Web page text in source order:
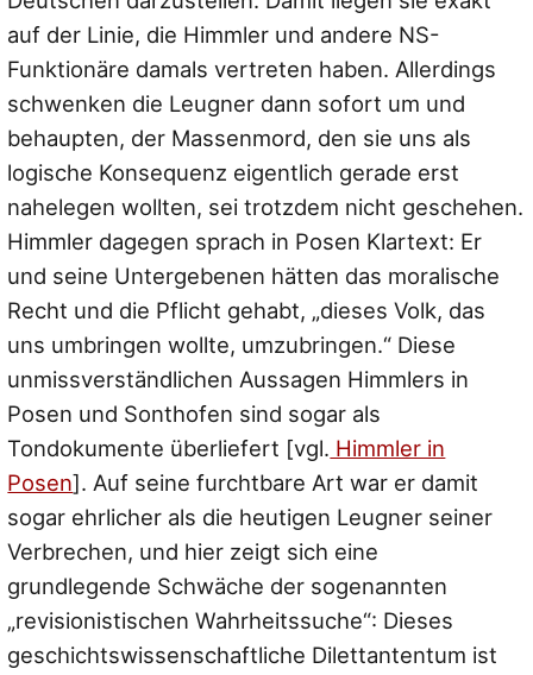
auf der Linie, die Himmler und andere NS-
Funktionäre damals vertreten haben. Allerdings
schwenken die Leugner dann sofort um und
behaupten, der Massenmord, den sie uns als
logische Konsequenz eigentlich gerade erst
nahelegen wollten, sei trotzdem nicht geschehen.
Himmler dagegen sprach in Posen Klartext: Er
und seine Untergebenen hätten das moralische
Recht und die Pflicht gehabt, „dieses Volk, das
uns umbringen wollte, umzubringen.“ Diese
unmissverständlichen Aussagen Himmlers in
Posen und Sonthofen sind sogar als
Tondokumente überliefert [vgl. Himmler in
Posen]. Auf seine furchtbare Art war er damit
sogar ehrlicher als die heutigen Leugner seiner
Verbrechen, und hier zeigt sich eine
grundlegende Schwäche der sogenannten
„revisionistischen Wahrheitssuche“: Dieses
geschichtswissenschaftliche Dilettantentum ist